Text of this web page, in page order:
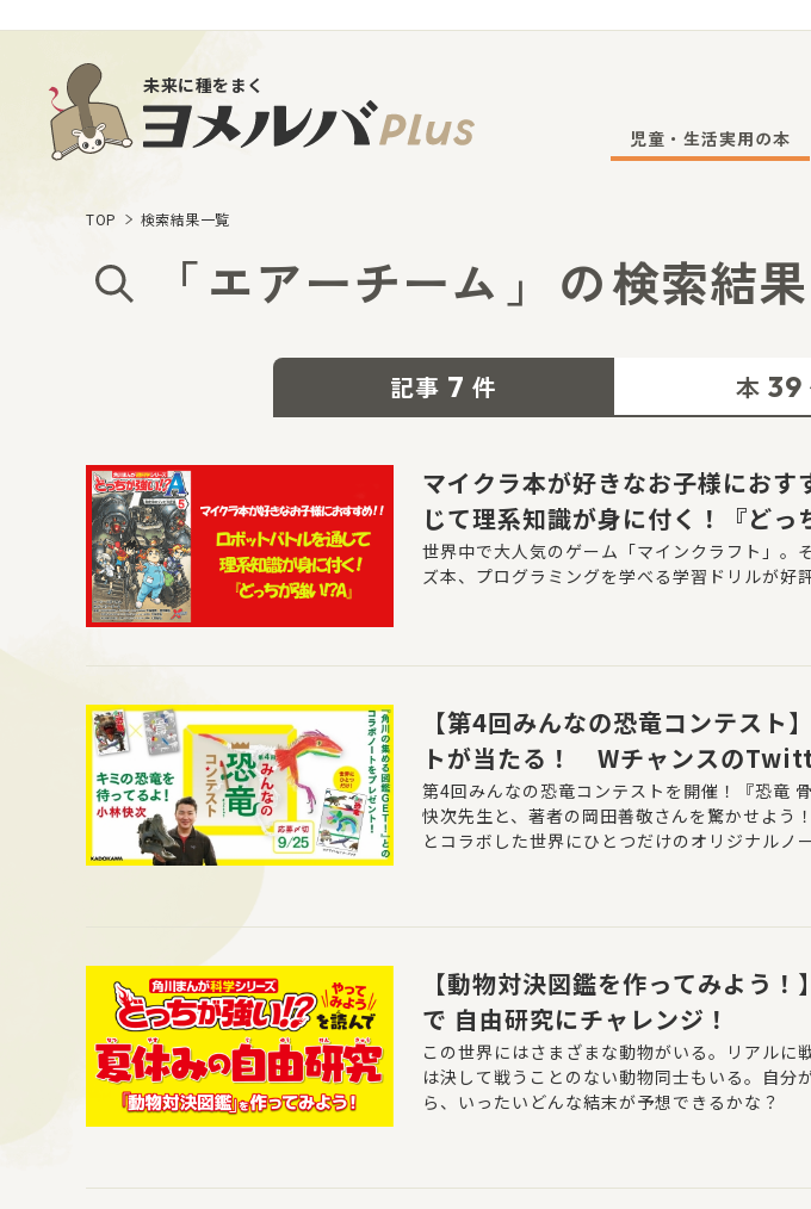
未来に種をまく
児童・生活実用の本
TOP 検索結果一覧
「エアーチーム 」 の検索結果
記事 7 件 本 39
マイクラ本が好きなお子様にお
じて理系知識が身に付く！『どっ
世界中で大人気のゲーム「マインクラフト」。
ズ本、プログラミングを学べる学習ドリルが好
【第4回みんなの恐竜コンテスト
トが当たる！ Wチャンスの
中！
第4回みんなの恐竜コンテストを開催！『恐竜
快次先生と、著者の岡田善敬さんを驚かせよ
とコラボした世界にひとつだけのオリジナルノ
【動物対決図鑑を作ってみよう
で 自由研究にチャレンジ！
この世界にはさまざまな動物がいる。リアルに
は決して戦うことのない動物同士もいる。自分
ら、いったいどんな結末が予想できるかな？